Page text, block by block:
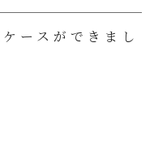
ースができまし